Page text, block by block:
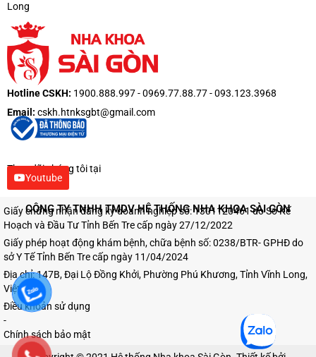
Long
Hotline CSKH: 1900.888.997 - 0969.77.88.77 - 093.123.3968
Email: cskh.htnksgbt@gmail.com
Theo dõi chúng tôi tại
Youtube
CÔNG TY TNHH TMDV HỆ THỐNG NHA KHOA SÀI GÒN
Giấy chứng nhận đăng ký doanh nghiệp số: 1301120461 do Sở Kế
Hoạch và Đầu Tư Tỉnh Bến Tre cấp ngày 27/12/2022
Giấy phép hoạt động khám bệnh, chữa bệnh số: 0238/BTR- GPHĐ do
sở Y Tế Tỉnh Bến Tre cấp ngày 11/04/2024
Địa chỉ: 147B, Đại Lộ Đồng Khởi, Phường Phú Khương, Tỉnh Vĩnh Long,
Việt Nam
Điều khoản sử dụng
-
Chính sách bảo mật